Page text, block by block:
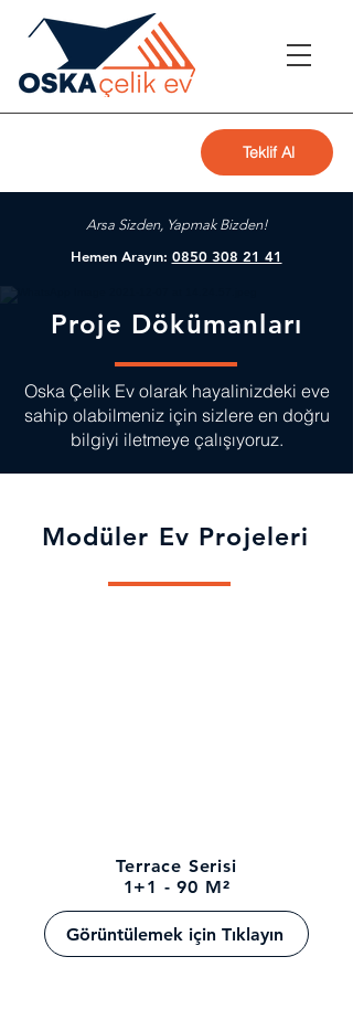
Teklif Al
Arsa Sizden, Yapmak Bizden!
Hemen Arayın: 0850 308 21 41
Proje Dökümanları
Oska Çelik Ev olarak hayalinizdeki eve
sahip olabilmeniz için sizlere en doğru
bilgiyi iletmeye çalışıyoruz.
Modüler Ev Projeleri
Terrace Serisi
1+1 - 90 M²
Görüntülemek için Tıklayın